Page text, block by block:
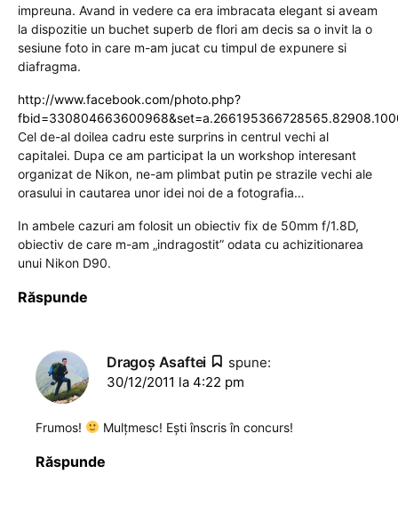
impreuna. Avand in vedere ca era imbracata elegant si aveam
la dispozitie un buchet superb de flori am decis sa o invit la o
sesiune foto in care m-am jucat cu timpul de expunere si
diafragma.
http://www.facebook.com/photo.php?
Cel de-al doilea cadru este surprins in centrul vechi al
capitalei. Dupa ce am participat la un workshop interesant
organizat de Nikon, ne-am plimbat putin pe strazile vechi ale
orasului in cautarea unor idei noi de a fotografia…
In ambele cazuri am folosit un obiectiv fix de 50mm f/1.8D,
obiectiv de care m-am „indragostit” odata cu achizitionarea
unui Nikon D90.
Răspunde
Dragoş Asaftei
spune:
30/12/2011 la 4:22 pm
Frumos! Mulțmesc! Ești înscris în concurs!
Răspunde